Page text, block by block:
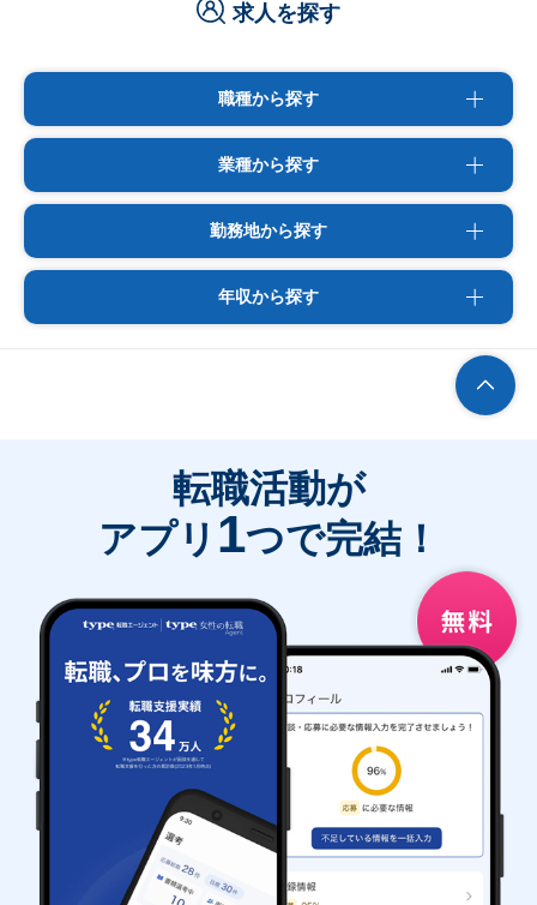
求人を探す
職種から探す
業種から探す
勤務地から探す
年収から探す
転職活動が
アプリ 1つで完結！